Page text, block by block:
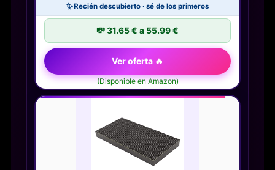
✨Recién descubierto · sé de los primeros
💸 31.65 € a 55.99 €
Ver oferta 🔥
(Disponible en Amazon)